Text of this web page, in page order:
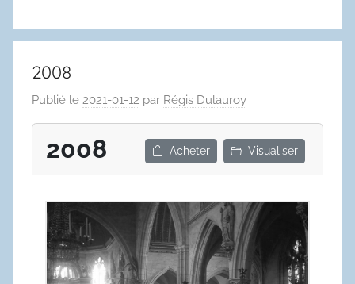
2008
Publié le 2021-01-12 par Régis Dulauroy
2008 Acheter Visualiser